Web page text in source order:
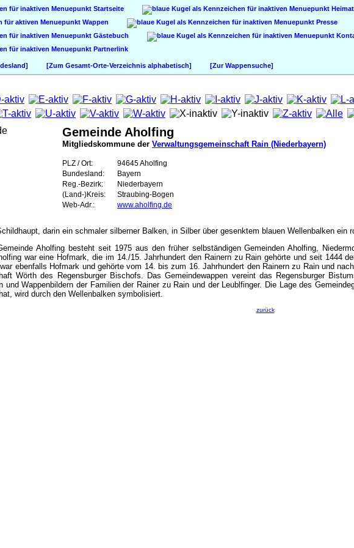
Startseite
Heimat
Wappen
Presse
Gästebuch
Partnerlink
[Zum Gesamt-Orte-Verzeichnis alphabetisch] [Zur Wappensuche]
Gemeinde Aholfing
Mitgliedskommune der Verwaltungsgemeinschaft Rain (Niederbayern)
PLZ / Ort:
94645 Aholfing
Bundesland:
Bayern
Reg.-Bezirk:
Niederbayern
(Land-)Kreis:
Straubing-Bogen
Web-Adr.:
www.aholfing.de
darin ein schmaler silberner Balken, in Silber über gesenktem blauen Wellenbalken ein
Aholfing besteht seit 1975 aus den früher selbständigen Gemeinden Aholfing,
war eine Hofmark, die im 14./15. Jahrhundert den Rainern zu Rain gehörte und seit 1444
ebenfalls Hofmark und gehörte vom 14. bis zum 16. Jahrhundert den Rainern zu Rain und
Wörth des Regensburger Bischofs. Das Gemeindewappen vereint das Regensburger
und Wappenbildern der Familien der Rainer zu Rain und der Leublfinger. Die Lage des
wird durch den Wellenbalken symbolisiert.
zurück